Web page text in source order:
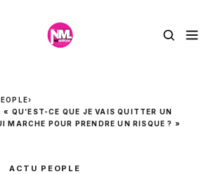
›
« QU’EST-CE QUE JE VAIS QUITTER UN
MARCHE POUR PRENDRE UN RISQUE ? »
ACTU PEOPLE